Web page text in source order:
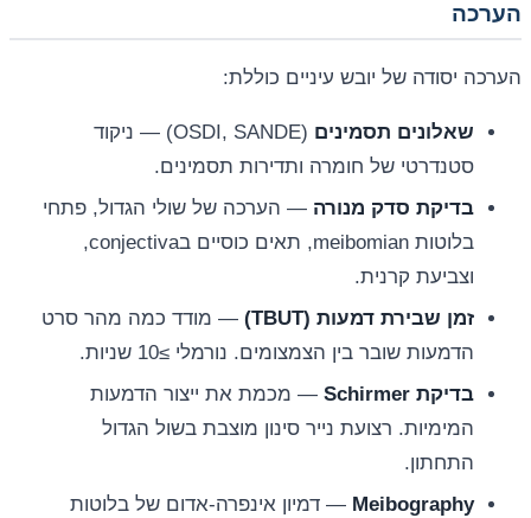
הערכה
הערכה יסודה של יובש עיניים כוללת:
שאלונים תסמינים
(OSDI, SANDE) — ניקוד
סטנדרטי של חומרה ותדירות תסמינים.
בדיקת סדק מנורה — הערכה של שולי הגדול, פתחי
בלוטות meibomian, תאים כוסיים בconjectiva,
וצביעת קרנית.
זמן שבירת דמעות (TBUT)
— מודד כמה מהר סרט
הדמעות שובר בין הצמצומים. נורמלי ≥10 שניות.
בדיקת Schirmer
— מכמת את ייצור הדמעות
המימיות. רצועת נייר סינון מוצבת בשול הגדול
התחתון.
Meibography — דמיון אינפרה-אדום של בלוטות